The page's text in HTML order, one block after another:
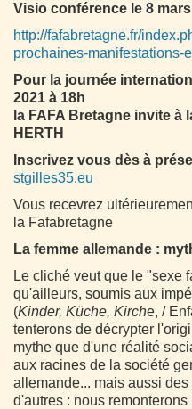
Visio conférence le 8
http://fafabretagne.fr/
prochaines-manifestations-
Pour la journée
2021 à 18h
la FAFA Bretagne invite à
HERTH
Inscrivez vous dès à
stgilles35.eu
Vous recevrez
la Fafabretagne
La femme allemande :
Le cliché veut que le "sexe
qu'ailleurs, soumis aux
(Kinder, Küche, Kirche, /
tenterons de décrypter
mythe que d'une réalité
aux racines de la société
allemande... mais aussi
d'autres : nous